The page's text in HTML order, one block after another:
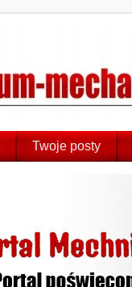
Twoje posty